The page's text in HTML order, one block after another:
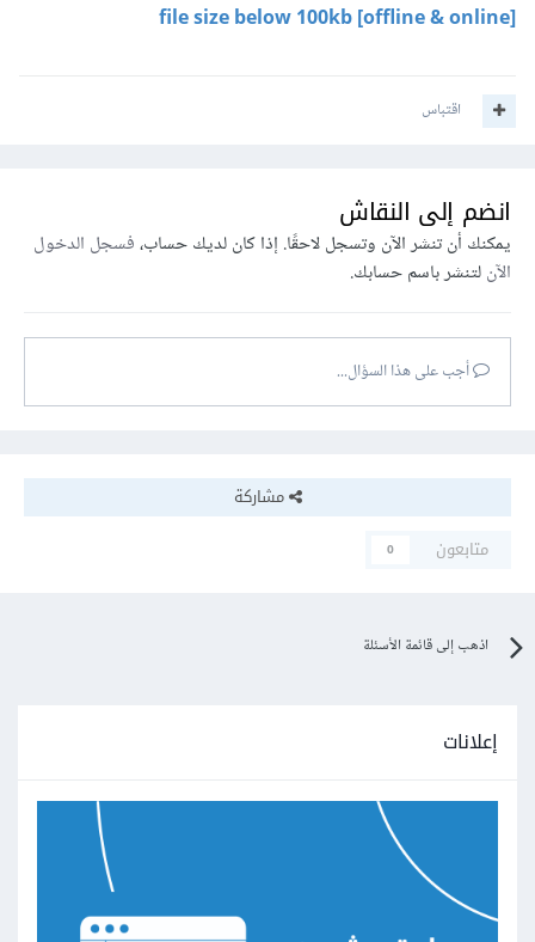
file size below 100kb [offline & online]
اقتباس
انضم إلى النقاش
يمكنك أن تنشر الآن وتسجل لاحقًا. إذا كان لديك حساب،فسجل الدخول
الآنلتنشر باسم حسابك.
أجب على هذا السؤال...
مشاركة
متابعون
0
اذهب إلى قائمة الأسئلة
إعلانات